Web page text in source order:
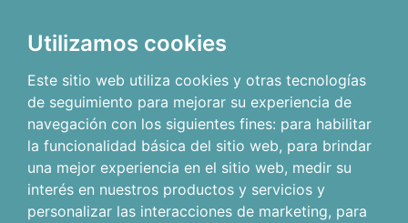
Utilizamos cookies
Este sitio web utiliza cookies y otras tecnologías
de seguimiento para mejorar su experiencia de
navegación con los siguientes fines: para habilitar
la funcionalidad básica del sitio web, para brindar
una mejor experiencia en el sitio web, medir su
interés en nuestros productos y servicios y
personalizar las interacciones de marketing, para